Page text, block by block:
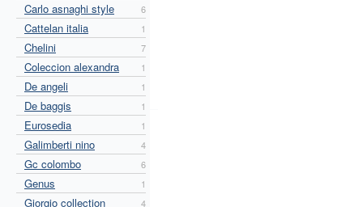
Carlo asnaghi style 6
Cattelan italia 1
Chelini 7
Coleccion alexandra 1
De angeli 1
De baggis 1
Eurosedia 1
Galimberti nino 4
Gc colombo 6
Genus 1
Giorgio collection 4